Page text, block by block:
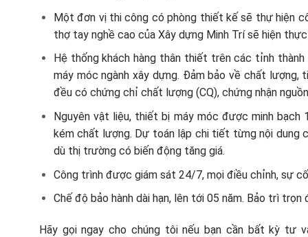
Một đơn vị thi công có phòng thiết kế sẽ thự hiện
thợ tay nghề cao của Xây dựng Minh Trí sẽ hiện
Hệ thống khách hàng thân thiết trên các tỉnh
máy móc ngành xây dựng. Đảm bảo về chất
đều có chứng chỉ chất lượng (CQ), chứng nhận
Nguyên vật liệu, thiết bị máy móc được minh bạch
kém chất lượng. Dự toán lập chi tiết từng nội dung
dù thị trường có biến động tăng giá.
Công trình được giám sát 24/7, mọi điều chỉnh, sự
Chế độ bảo hành dài hạn, lên tới 05 năm. Bảo trì trọn
Hãy gọi ngay cho chúng tôi nếu bạn cần bất kỳ tư